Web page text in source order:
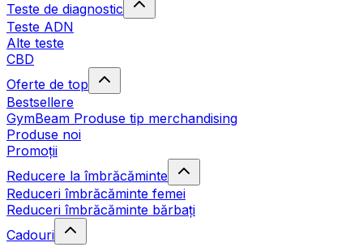
Teste de diagnostic
Teste ADN
Alte teste
CBD
Oferte de top
Bestsellere
GymBeam Produse tip merchandising
Produse noi
Promoții
Reducere la îmbrăcăminte
Reduceri îmbrăcăminte femei
Reduceri îmbrăcăminte bărbați
Cadouri